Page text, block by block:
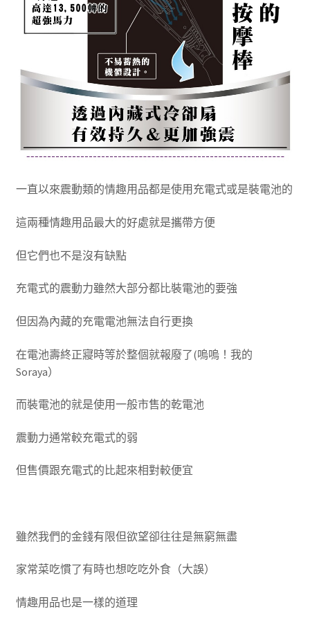
一直以來震動類的情趣用品都是使用充電式或是裝電池的
這兩種情趣用品最大的好處就是攜帶方便
但它們也不是沒有缺點
充電式的震動力雖然大部分都比裝電池的要強
但因為內藏的充電電池無法自行更換
在電池壽終正寢時等於整個就報廢了(嗚嗚！我的
Soraya）
而裝電池的就是使用一般市售的乾電池
震動力通常較充電式的弱
但售價跟充電式的比起來相對較便宜
雖然我們的金錢有限但欲望卻往往是無窮無盡
家常菜吃慣了有時也想吃吃外食（大誤）
情趣用品也是一樣的道理